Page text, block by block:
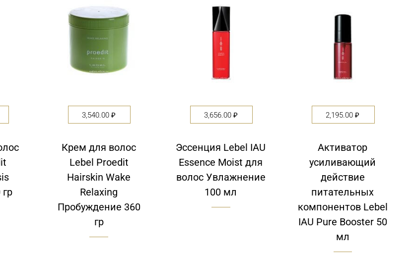
3,540.00₽
Крем для волос
Lebel Proedit
Hairskin Wake
Relaxing
Пробуждение 360
гр
3,656.00 ₽
Эссенция Lebel IAU
Essence Moist для
волос Увлажнение
100 мл
2,195.00₽
Активатор
усиливающий
действие
питательных
компонентов Lebel
IAU Pure Booster 50
мл